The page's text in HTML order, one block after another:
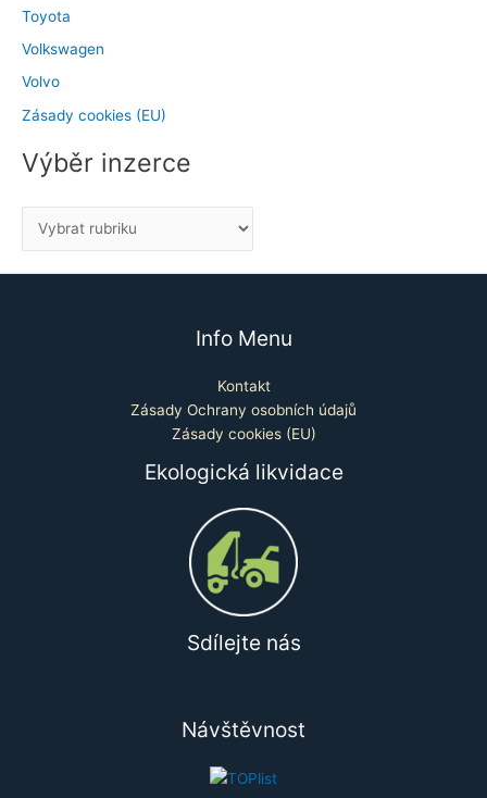
Toyota
Volkswagen
Volvo
Zásady cookies (EU)
Výběr inzerce
Info Menu
Kontakt
Zásady Ochrany osobních údajů
Zásady cookies (EU)
Ekologická likvidace
Sdílejte nás
Návštěvnost